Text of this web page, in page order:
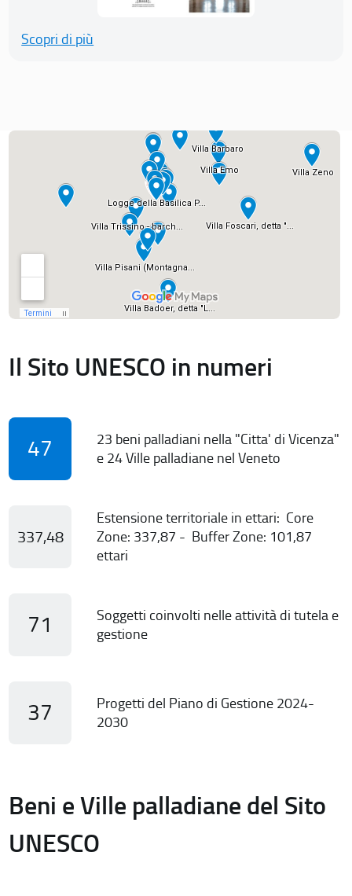
Scopri di più
Il Sito UNESCO in numeri
47
23 beni palladiani nella "Citta' di Vicenza"
e 24 Ville palladiane nel Veneto
337,48
Estensione territoriale in ettari: Core
Zone: 337,87 - Buffer Zone: 101,87
ettari
71
Soggetti coinvolti nelle attività di tutela e
gestione
37
Progetti del Piano di Gestione 2024-
2030
Beni e Ville palladiane del Sito
UNESCO